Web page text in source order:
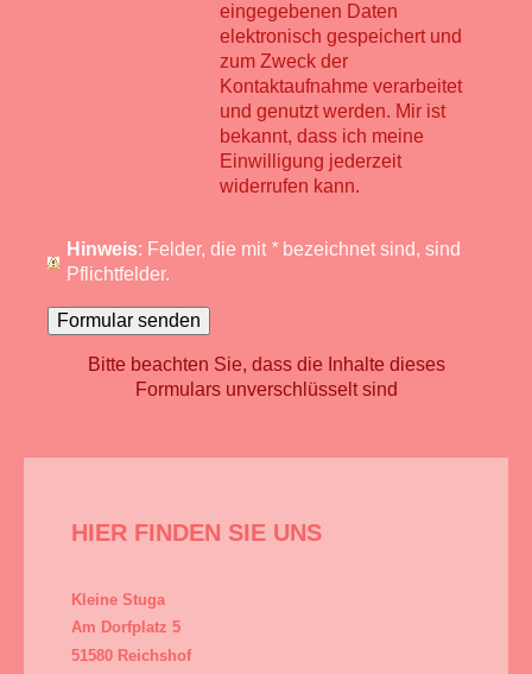
eingegebenen Daten
elektronisch gespeichert und
zum Zweck der
Kontaktaufnahme verarbeitet
und genutzt werden. Mir ist
bekannt, dass ich meine
Einwilligung jederzeit
widerrufen kann.
Hinweis : Felder, die mit *bezeichnet sind, sind
Pflichtfelder.
Bitte beachten Sie, dass die Inhalte dieses
Formulars unverschlüsselt sind
HIER FINDEN SIE UNS
Kleine Stuga
Am Dorfplatz 5
51580 Reichshof